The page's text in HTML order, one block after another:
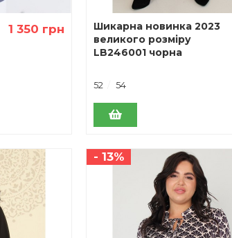
1 350 грн
Шикарна новинка 2023
великого розміру
LB246001 чорна
52 54
- 13%